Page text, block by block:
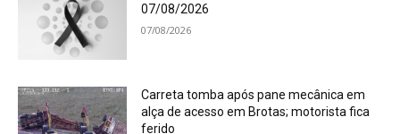
07/08/2026
07/08/2026
Carreta tomba após pane mecânica em
alça de acesso em Brotas; motorista fica
ferido